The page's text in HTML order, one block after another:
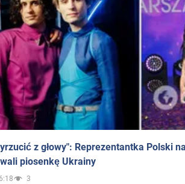
z głowy": Reprezentantka Polski
piosenkę Ukrainy
3